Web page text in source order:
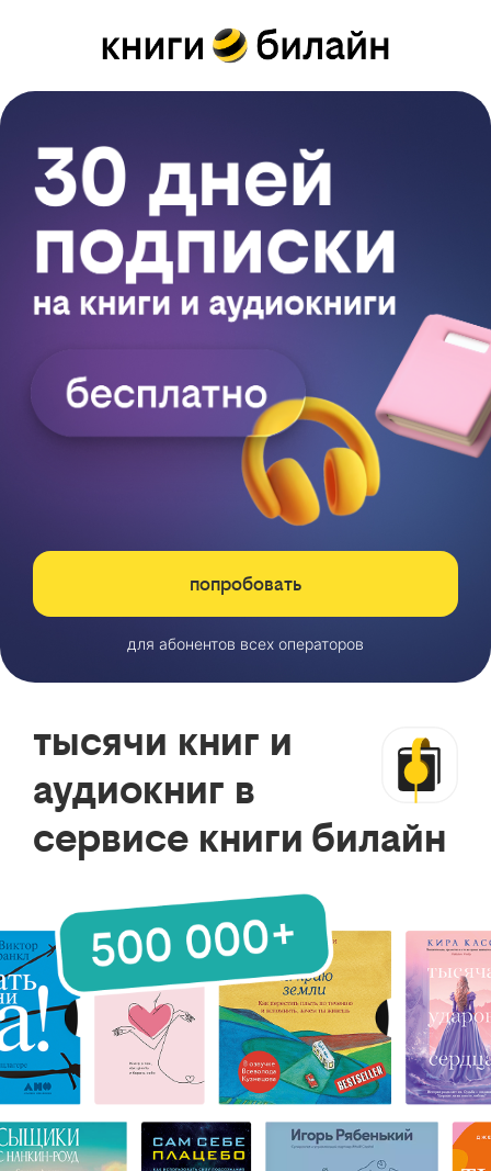
попробовать
для абонентов всех операторов
тысячи книг и
аудиокниг в
сервисе книги билайн